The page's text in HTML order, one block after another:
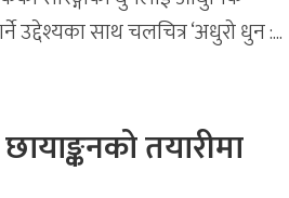
उद्देश्यका साथ चलचित्र ‘अधुरो धुन :...
तयारीमा